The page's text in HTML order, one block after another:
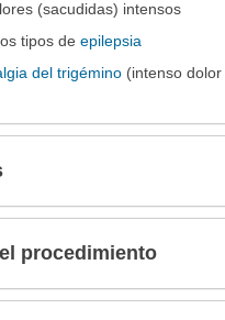
(sacudidas) intensos
tipos deepilepsia
del trigémino (intenso
procedimiento